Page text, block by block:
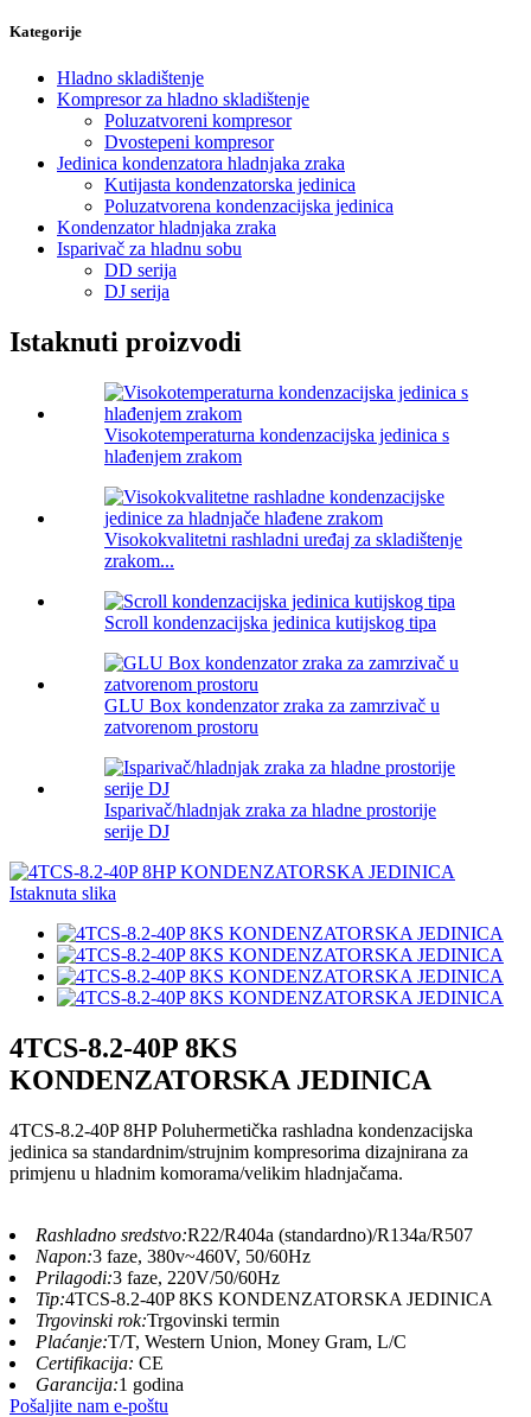
Kategorije
Hladno skladištenje
Kompresor za hladno skladištenje
Poluzatvoreni kompresor
Dvostepeni kompresor
Jedinica kondenzatora hladnjaka zraka
Kutijasta kondenzatorska jedinica
Poluzatvorena kondenzacijska jedinica
Kondenzator hladnjaka zraka
Isparivač za hladnu sobu
DD serija
DJ serija
Istaknuti proizvodi
Visokotemperaturna kondenzacijska jedinica s
hlađenjem zrakom
Visokokvalitetni rashladni uređaj za skladištenje
zrakom...
Scroll kondenzacijska jedinica kutijskog tipa
GLU Box kondenzator zraka za zamrzivač u
zatvorenom prostoru
Isparivač/hladnjak zraka za hladne prostorije
serije DJ
4TCS-8.2-40P 8KS
KONDENZATORSKA JEDINICA
4TCS-8.2-40P 8HP Poluhermetička rashladna kondenzacijska
jedinica sa standardnim/strujnim kompresorima dizajnirana za
primjenu u hladnim komorama/velikim hladnjačama.
Rashladno sredstvo:R22/R404a (standardno)/R134a/R507
Napon:3 faze, 380v~460V, 50/60Hz
Prilagodi:3 faze, 220V/50/60Hz
Tip:4TCS-8.2-40P 8KS KONDENZATORSKA JEDINICA
Trgovinski rok:Trgovinski termin
Plaćanje:T/T, Western Union, Money Gram, L/C
Certifikacija: CE
Garancija:1 godina
Pošaljite nam e-poštu